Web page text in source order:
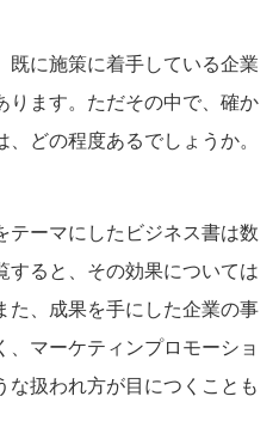
既に施策に着手している企業
ります。ただその中で、確か
どの程度あるでしょうか。
テーマにしたビジネス書は数
すると、その効果については
た、成果を手にした企業の事
マーケティンプロモーショ
な扱われ方が目につくことも